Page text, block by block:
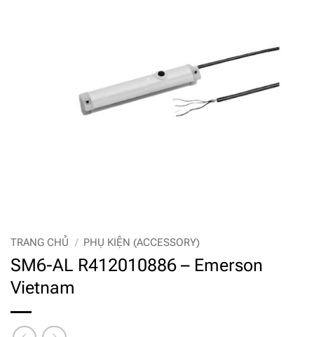
TRANG CHỦ / PHỤ KIỆN (ACCESSORY)
SM6-AL R412010886 – Emerson
Vietnam